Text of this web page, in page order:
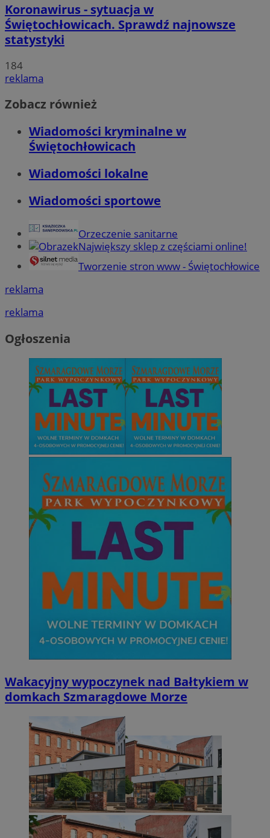
Koronawirus - sytuacja w
Świętochłowicach. Sprawdź najnowsze
statystyki
184
reklama
Zobacz również
Wiadomości kryminalne w
Świętochłowicach
Wiadomości lokalne
Wiadomości sportowe
Orzeczenie sanitarne
Największy sklep z częściami online!
Tworzenie stron www - Świętochłowice
reklama
reklama
Ogłoszenia
Wakacyjny wypoczynek nad Bałtykiem w
domkach Szmaragdowe Morze